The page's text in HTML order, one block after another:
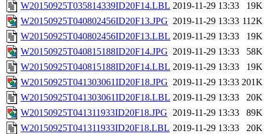
W20150925T035814339ID20F14.LBL 2019-11-29 13:33
19K
W20150925T040802456ID20F13.JPG 2019-11-29 13:33 112K
W20150925T040802456ID20F13.LBL 2019-11-29 13:33
19K
W20150925T040815188ID20F14.JPG 2019-11-29 13:33
58K
W20150925T040815188ID20F14.LBL 2019-11-29 13:33
19K
W20150925T041303061ID20F18.JPG 2019-11-29 13:33 201K
W20150925T041303061ID20F18.LBL 2019-11-29 13:33
20K
W20150925T041311933ID20F18.JPG 2019-11-29 13:33
89K
W20150925T041311933ID20F18.LBL 2019-11-29 13:33
20K